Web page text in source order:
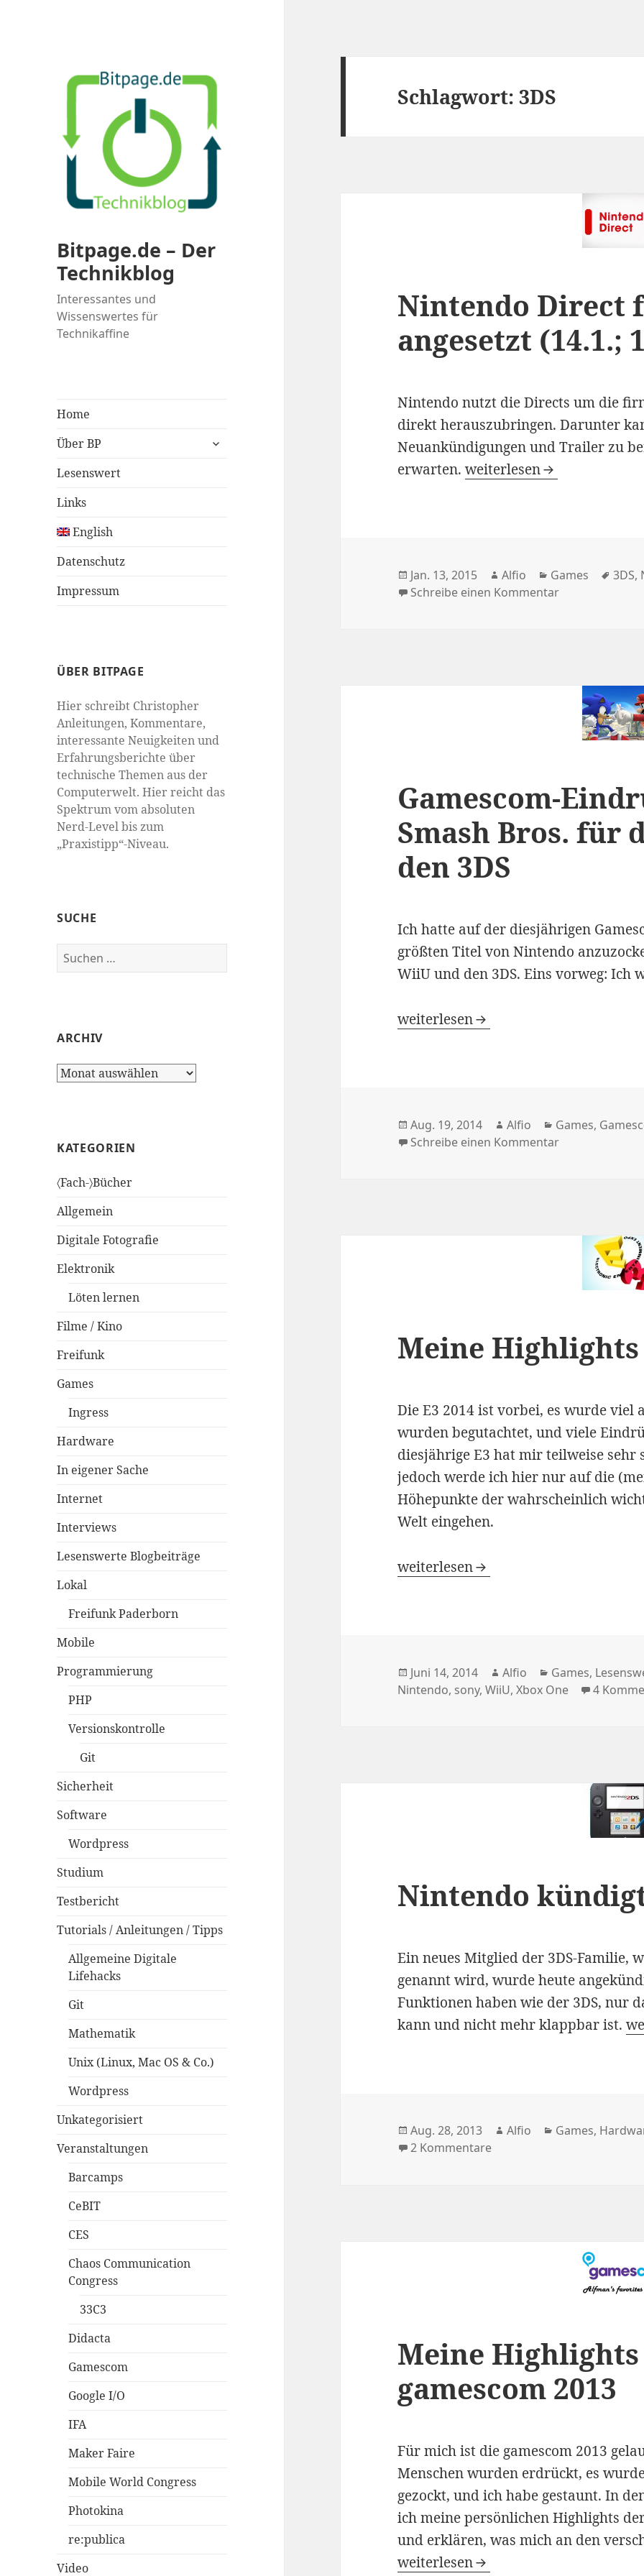
Bitpage.de – Der
Technikblog
Interessantes und
Wissenswertes für
Technikaffine
Home
Über BP
untermenü
Lesenswert
Links
English
Datenschutz
Impressum
ÜBER BITPAGE
Hier schreibt Christopher
Anleitungen, Kommentare,
interessante Neuigkeiten und
Erfahrungsberichte über
technische Themen aus der
Computerwelt. Hier reicht das
Spektrum vom absoluten
Nerd-Level bis zum
„Praxistipp“-Niveau.
SUCHE
Suchen
nach:
ARCHIV
Archiv
KATEGORIEN
〈Fach-〉Bücher
Allgemein
Digitale Fotografie
Elektronik
Löten lernen
Filme / Kino
Freifunk
Games
Ingress
Hardware
In eigener Sache
Internet
Interviews
Lesenswerte Blogbeiträge
Lokal
Freifunk Paderborn
Mobile
Programmierung
PHP
Versionskontrolle
Git
Sicherheit
Software
Wordpress
Studium
Testbericht
Tutorials / Anleitungen / Tipps
Allgemeine Digitale
Lifehacks
Git
Mathematik
Unix (Linux, Mac OS & Co.)
Wordpress
Unkategorisiert
Veranstaltungen
Barcamps
CeBIT
CES
Chaos Communication
Congress
33C3
Didacta
Gamescom
Google I/O
IFA
Maker Faire
Mobile World Congress
Photokina
re:publica
Video
Schlagwort:3DS
Nintendo Direct
angesetzt (14.1.;
Nintendo nutzt die Directs um die
direkt herauszubringen. Darunter
Neuankündigungen und Trailer zu
erwarten.Nintendo Direct für morgen
weiterlesen
Veröffentlicht
am
Jan. 13, 2015 Autor
Alfio Kategorien
Games 3DS,
Schreibe einen Kommentarzu Nintendo
Gamescom-
Smash Bros. für
den 3DS
Ich hatte auf der diesjährigen
größten Titel von Nintendo
WiiU und den 3DS. Eins vorweg: Ich
Gamescom-Eindrücke: Super Smash
weiterlesen
Veröffentlicht
am
Aug. 19, 2014 Autor
Alfio Kategorien
Games,
Schreibe einen Kommentarzu Gamescom-
Meine Highlights
Die E3 2014 ist vorbei, es wurde viel
wurden begutachtet, und viele
diesjährige E3 hat mir teilweise sehr
jedoch werde ich hier nur auf die
Höhepunkte der wahrscheinlich
Welt eingehen.
Meine Highlights der E3 2014
weiterlesen
Veröffentlicht
am
Juni 14, 2014 Autor
Alfio Kategorien
Games,
Nintendo, sony,WiiU,Xbox One 4
Nintendo
Ein neues Mitglied der 3DS-Familie,
genannt wird, wurde heute
Funktionen haben wie der 3DS, nur
kann und nicht mehr klappbar ist.
Veröffentlicht
am
Aug. 28, 2013 Autor
Alfio Kategorien
Games,
2 Kommentarezu Nintendo kündigt den
Meine
gamescom 2013
Für mich ist die gamescom 2013
Menschen wurden erdrückt, es
gezockt, und ich habe gestaunt. In
ich meine persönlichen Highlights
und erklären, was mich an den
Meine Highlights von der gamescom
weiterlesen